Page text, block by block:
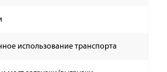
использование транспорта